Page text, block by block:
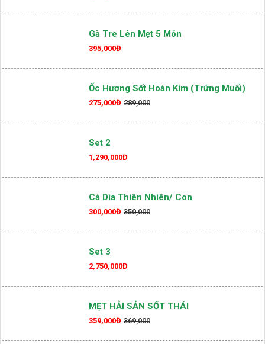
Set 1
1,550,000Đ
Gà Tre Lên Mẹt 5 Món
395,000Đ
Ốc Hương Sốt Hoàn Kim (Trứng Muối)
275,000Đ
Set 2
1,290,000Đ
Cá Dìa Thiên Nhiên/ Con
300,000Đ
Set 3
2,750,000Đ